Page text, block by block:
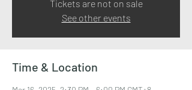
Tickets are not on sale
See other events
Time & Location